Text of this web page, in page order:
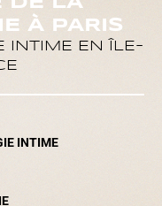
À PARIS
INTIME EN ÎLE-
INTIME